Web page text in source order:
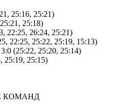
25:16, 25:21)
25:18)
22:25, 26:24, 25:21)
22:25, 25:22, 25:19, 15:13)
(25:22, 25:20, 25:14)
25:19, 25:15)
КОМАНД